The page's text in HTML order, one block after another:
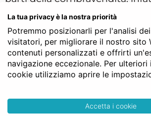
solidalmente responsabili per
della parcella del notaio, sia
concerne l’onorario del
per il corrispettivo di tasse e
che si tratta di un’ipotesi
pagamento dell’onorario del
peraltro di norma provvede
La tua privacy è la nostra priorità
Potremmo posizionarli per l'analisi
visitatori, per migliorare il nostro sito
contenuti personalizzati e offrirti
navigazione eccezionale. Per ulteriori
cookie utilizziamo aprire le
Accetta i cookie